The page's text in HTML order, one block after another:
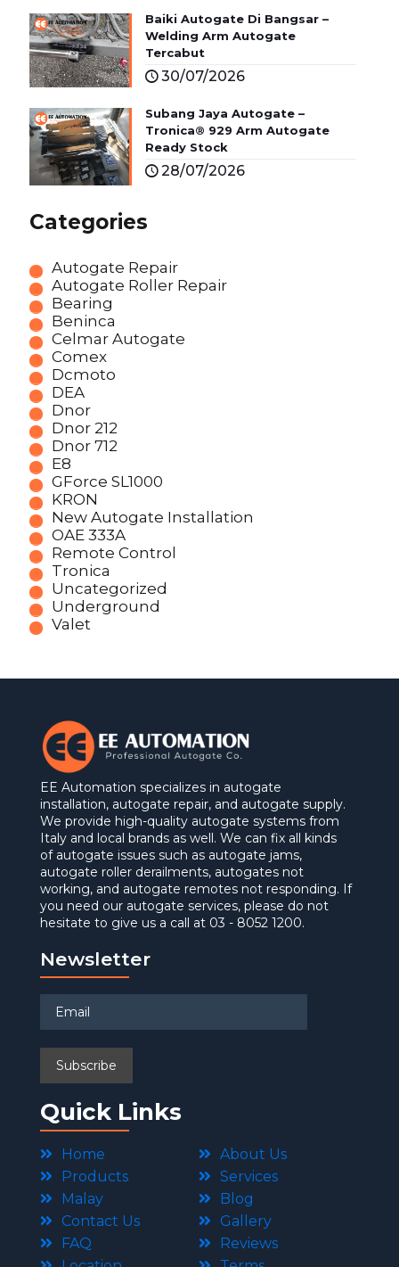
Baiki Autogate Di Bangsar –
Welding Arm Autogate
Tercabut
30/07/2026
Subang Jaya Autogate –
Tronica® 929 Arm Autogate
Ready Stock
28/07/2026
Categories
Autogate Repair
Autogate Roller Repair
Bearing
Beninca
Celmar Autogate
Comex
Dcmoto
DEA
Dnor
Dnor 212
Dnor 712
E8
GForce SL1000
KRON
New Autogate Installation
OAE 333A
Remote Control
Tronica
Uncategorized
Underground
Valet
EE Automation specializes in autogate
installation, autogate repair, and autogate supply.
We provide high-quality autogate systems from
Italy and local brands as well. We can fix all kinds
of autogate issues such as autogate jams,
autogate roller derailments, autogates not
working, and autogate remotes not responding. If
you need our autogate services, please do not
hesitate to give us a call at 03 - 8052 1200.
Newsletter
Quick Links
Home
About Us
Products
Services
Malay
Blog
Contact Us
Gallery
FAQ
Reviews